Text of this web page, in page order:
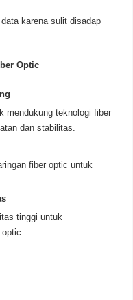
karena sulit disadap
Optic
mendukung teknologi fiber
dan stabilitas.
fiber optic untuk
tinggi untuk
optic.